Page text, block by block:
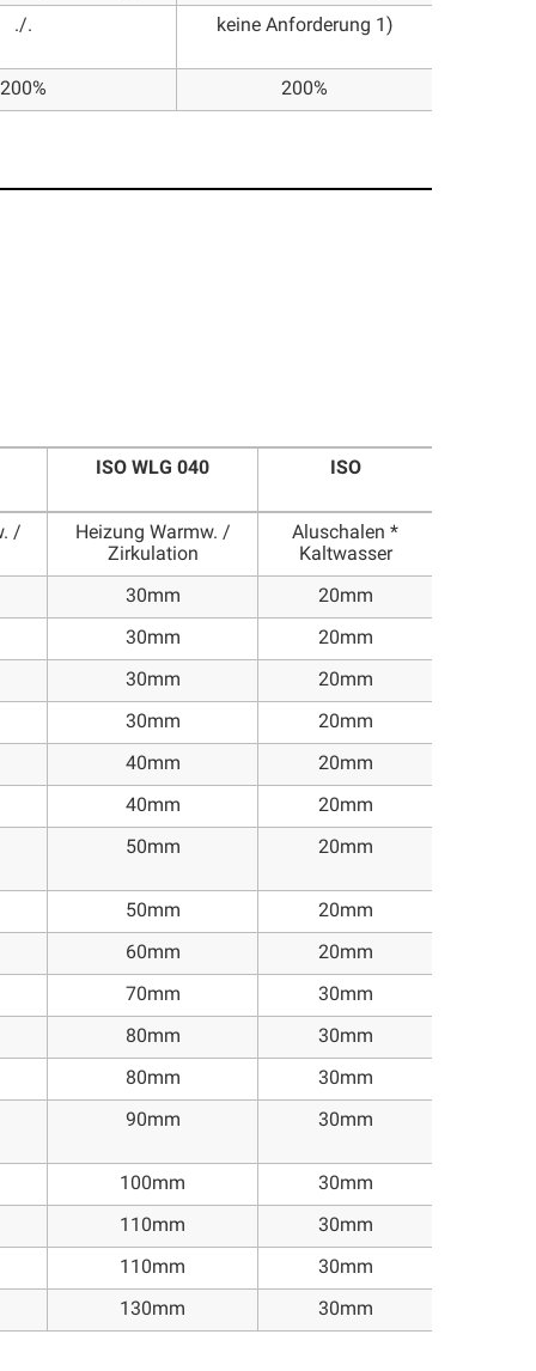
./. keine Anforderung 1)
200% 200%
ISO WLG 040 ISO
/
Heizung Warmw. /
Zirkulation
Aluschalen *
Kaltwasser
30mm 20mm
30mm 20mm
30mm 20mm
30mm 20mm
40mm 20mm
40mm 20mm
50mm 20mm
50mm 20mm
60mm 20mm
70mm 30mm
80mm 30mm
80mm 30mm
90mm 30mm
100mm 30mm
110mm 30mm
110mm 30mm
130mm 30mm